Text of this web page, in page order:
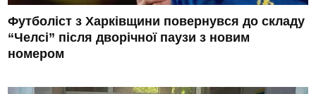
Футболіст з Харківщини повернувся до складу
“Челсі” після дворічної паузи з новим
номером